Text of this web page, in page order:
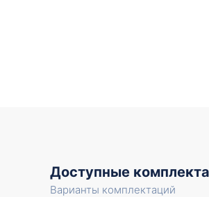
Доступные
Варианты комплектаций